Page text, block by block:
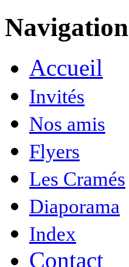
Navigation
Accueil
Invités
Nos amis
Flyers
Les Cramés
Diaporama
Index
Contact